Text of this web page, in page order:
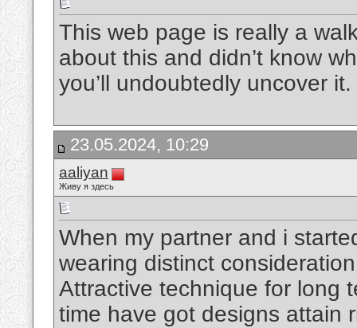
This web page is really a
about this and didn’t know
you’ll undoubtedly uncover it.
23.05.2024, 10:29
aaliyan
Живу я здесь
When my partner and i
wearing distinct
Attractive technique for long
time have got designs attain